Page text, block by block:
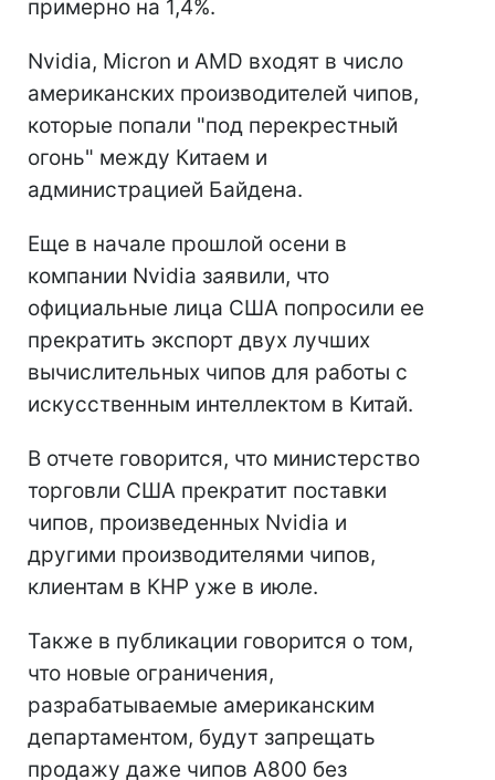
примерно на 1,4%.
Nvidia, Micron и AMD входят в число
американских производителей чипов,
которые попали "под перекрестный
огонь" между Китаем и
администрацией Байдена.
Еще в начале прошлой осени в
компании Nvidia заявили, что
официальные лица США попросили ее
прекратить экспорт двух лучших
вычислительных чипов для работы с
искусственным интеллектом в Китай.
В отчете говорится, что министерство
торговли США прекратит поставки
чипов, произведенных Nvidia и
другими производителями чипов,
клиентам в КНР уже в июле.
Также в публикации говорится о том,
что новые ограничения,
разрабатываемые американским
департаментом, будут запрещать
продажу даже чипов A800 без